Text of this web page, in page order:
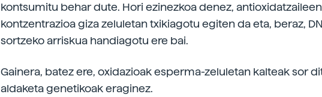
kontsumitu behar dute. Hori ezinezkoa denez, antioxidatzaileen
kontzentrazioa giza zeluletan txikiagotu egiten da eta, beraz,
sortzeko arriskua handiagotu ere bai.
Gainera, batez ere, oxidazioak esperma-zeluletan kalteak sor
aldaketa genetikoak eraginez.